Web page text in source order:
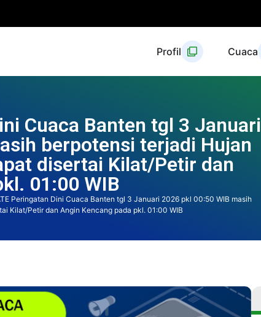
Profil Cuaca
Cuaca Banten tgl 3 Januari
berpotensi terjadi Hujan
disertai Kilat/Petir dan
01:00 WIB
Peringatan Dini Cuaca Banten tgl 3 Januari 2026 pkl 00:50 WIB masih
Kilat/Petir dan Angin Kencang pada pkl. 01:00 WIB